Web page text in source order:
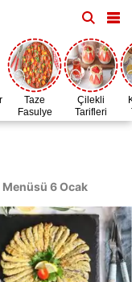
Taze
Fasulye
Zamanı
Çilekli
Tarifleri
6 Ocak